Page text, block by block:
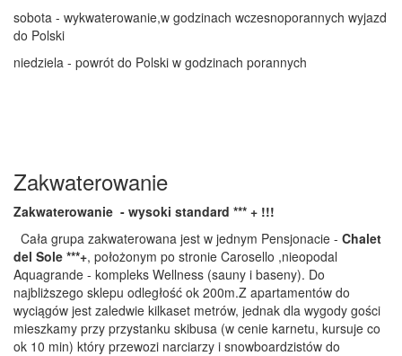
sobota - wykwaterowanie,w godzinach wczesnoporannych wyjazd
do Polski
niedziela - powrót do Polski w godzinach porannych
Zakwaterowanie
Zakwaterowanie - wysoki standard *** + !!!
Cała grupa zakwaterowana jest w jednym Pensjonacie - Chalet
del Sole ***+, położonym po stronie Carosello ,nieopodal
Aquagrande - kompleks Wellness (sauny i baseny). Do
najbliższego sklepu odległość ok 200m.Z apartamentów do
wyciągów jest zaledwie kilkaset metrów, jednak dla wygody gości
mieszkamy przy przystanku skibusa (w cenie karnetu, kursuje co
ok 10 min) który przewozi narciarzy i snowboardzistów do